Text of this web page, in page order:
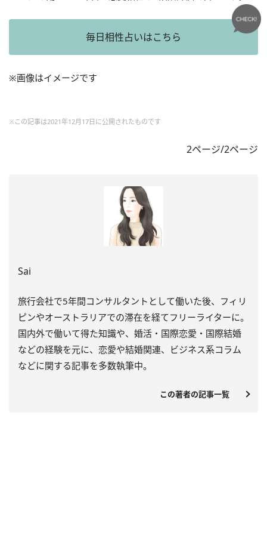
毎日相性占いはこちら
※画像はイメージです
※この記事は2021年12月17日に公開されたものです
2ページ/2ページ
Sai
旅行会社で5年間コンサルタントとして働いた後、フィリ
ピンやオーストラリアでの滞在を経てフリーライターに。
国内外で働いて得た知識や、婚活・国際恋愛・国際結婚
などの経験を元に、恋愛や結婚関連、ビジネス系コラム
などに関する記事を多数執筆中。
この著者の記事一覧